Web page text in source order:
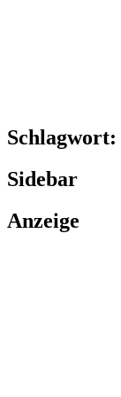
Schlagwort:
Sidebar
Anzeige